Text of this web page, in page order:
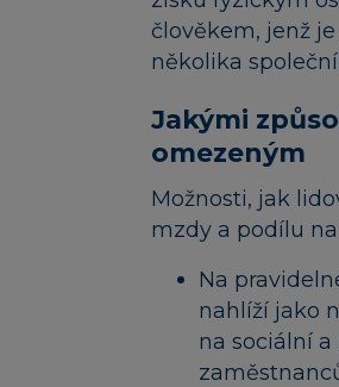
člověkem, jenž
několika
Jakými
omezeným
Možnosti, jak
mzdy a podílu
Na
nahlíží jako
na sociální